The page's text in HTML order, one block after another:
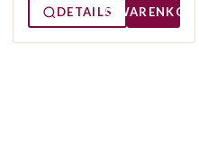
DETAILS
WARENKORB